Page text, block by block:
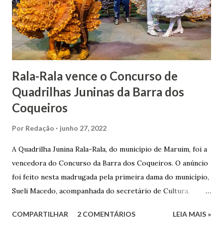
Gomes de Melo mandou construir a Igreja Matriz de Nosso
Senhor Bom Jesus dos Passos, que foi inaugurada em 1862 e
doada ao vigário Pe. José Joaquim de Vasconcelos. A Igreja
Matriz...
Rala-Rala vence o Concurso de
Quadrilhas Juninas da Barra dos
Coqueiros
Por Redação junho 27, 2022
A Quadrilha Junina Rala-Rala, do município de Maruim, foi a
vencedora do Concurso da Barra dos Coqueiros. O anúncio
foi feito nesta madrugada pela primeira dama do município,
Sueli Macedo, acompanhada do secretário de Cultura,
Roberto Fernandes dos Santos Júnior, e na presença dos
COMPARTILHAR 2 COMENTÁRIOS LEIA MAIS »